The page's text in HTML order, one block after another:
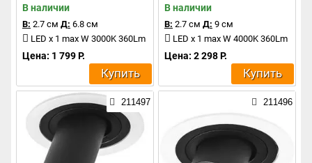
В наличии
В: 2.7 см Д: 6.8 см
LED x 1 max W 3000K 360Lm
Цена: 1 799 Р.
Купить
В наличии
В: 2.7 см Д: 9 см
LED x 1 max W 4000K 360Lm
Цена: 2 298 Р.
Купить
211497 211496